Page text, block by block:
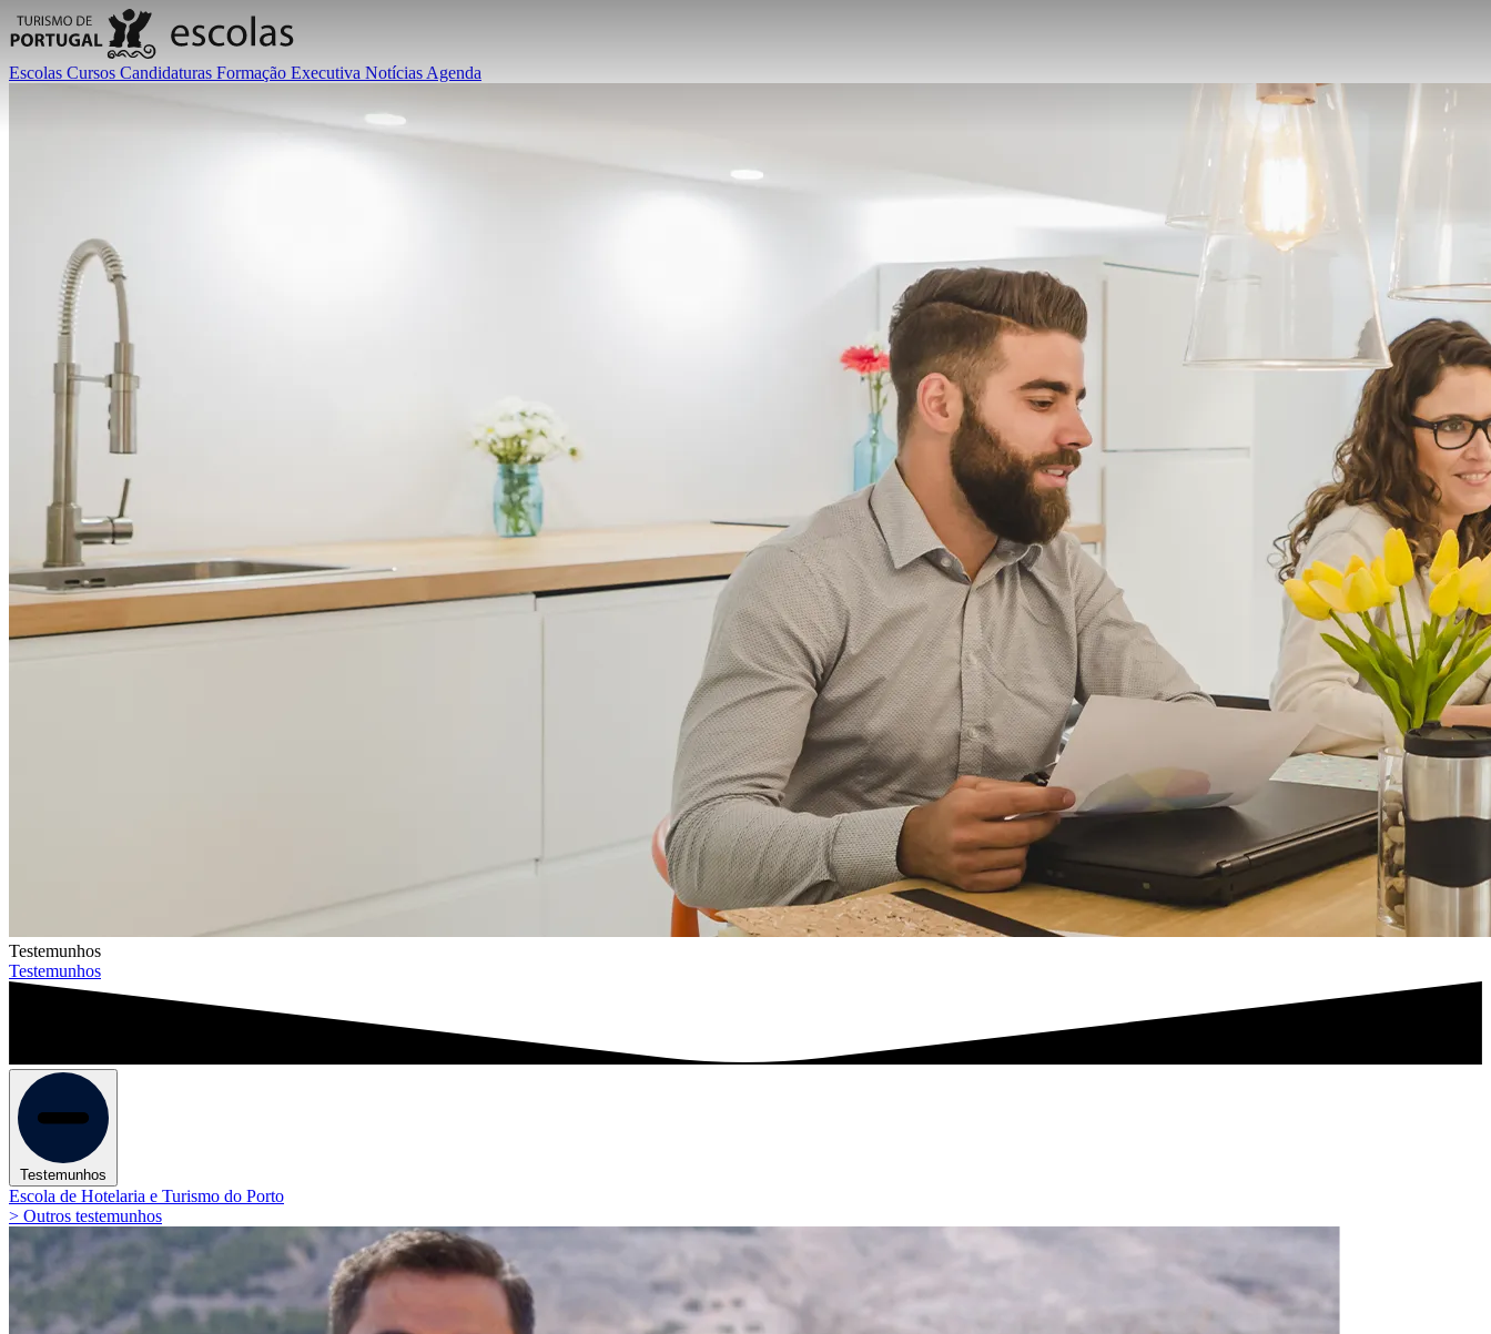
Escolas Cursos Candidaturas Formação Executiva Notícias Agenda
Testemunhos
Testemunhos
Testemunhos
Escola de Hotelaria e Turismo do Porto
> Outros testemunhos